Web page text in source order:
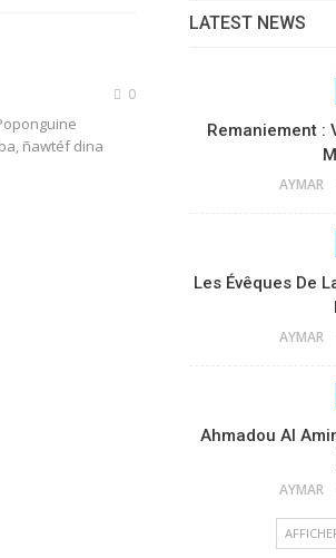
0
ñawtéf dina
LATEST NEWS
Remaniement :
AYMAR
Les Évêques De
AYMAR
Ahmadou Al
AYMAR